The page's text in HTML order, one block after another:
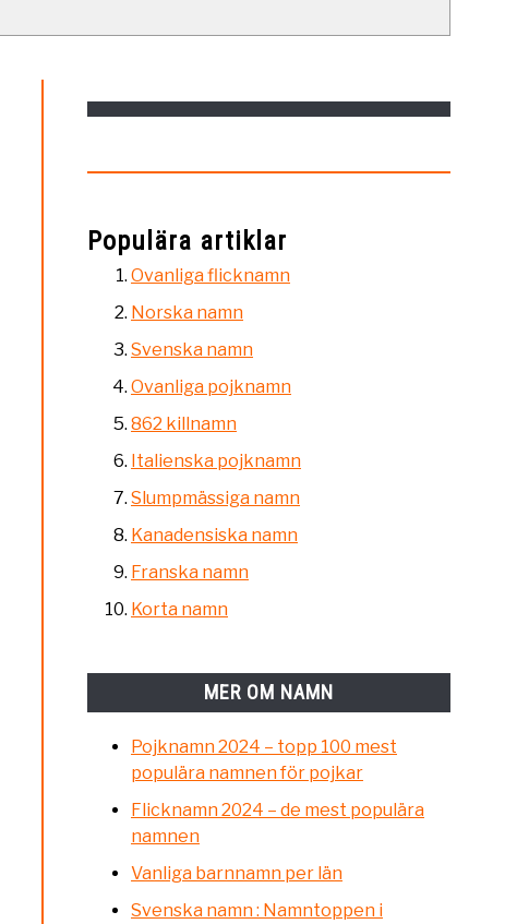
Populära artiklar
Ovanliga flicknamn
Norska namn
Svenska namn
Ovanliga pojknamn
862 killnamn
Italienska pojknamn
Slumpmässiga namn
Kanadensiska namn
Franska namn
Korta namn
MER OM NAMN
Pojknamn 2024 – topp 100 mest
populära namnen för pojkar
Flicknamn 2024 – de mest populära
namnen
Vanliga barnnamn per län
Svenska namn : Namntoppen i